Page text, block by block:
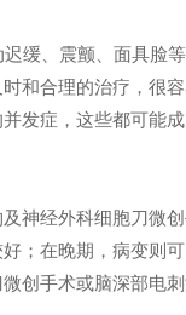
缓、震颤、面具脸
和合理的治疗，很
发症，这些都可能
神经外科细胞刀微
；在晚期，病变则
创手术或脑深部电